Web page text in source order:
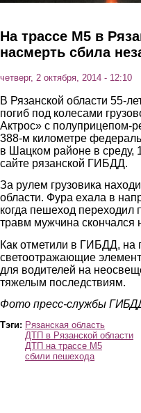
На трассе М5 в
насмерть сбила
четверг, 2 октября, 2014 - 12:10
В Рязанской области 55-
погиб под колесами
Актрос» с
388-м километре
в Шацком районе в среду,
сайте рязанской ГИБДД.
За рулем грузовика
области. Фура ехала в
когда пешеход переходил
травм мужчина скончался
Как отметили в ГИБДД, на
светоотражающие
для водителей на
тяжелым последствиям.
Фото пресс-службы
Тэги: Рязанская область
ДТП в Рязанской области
ДТП на трассе М5
сбили пешехода